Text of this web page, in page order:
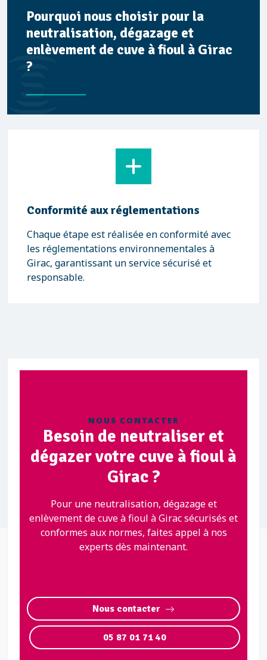
Pourquoi nous choisir pour la
neutralisation, dégazage et
enlèvement de cuve à fioul à Girac
?
Conformité aux réglementations
Chaque étape est réalisée en conformité avec
les réglementations environnementales à
Girac, garantissant un service sécurisé et
responsable.
NOUS CONTACTER
Besoin de neutraliser et
dégazer votre cuve à fioul à
Girac ?
Pour une neutralisation, dégazage et
enlèvement de cuve à fioul à Girac sécurisés et
conformes aux normes, faites appel à nos
experts dès maintenant.
Nous contacter
05 87 01 71 40